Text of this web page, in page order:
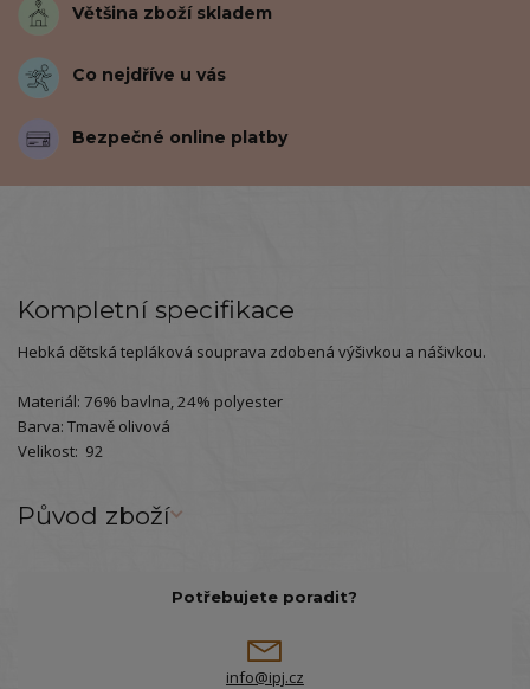
Většina zboží skladem
Co nejdříve u vás
Bezpečné online platby
Kompletní specifikace
Hebká dětská tepláková souprava zdobená výšivkou a nášivkou.
Materiál: 76% bavlna, 24% polyester
Barva: Tmavě olivová
Velikost: 92
Původ zboží
Potřebujete poradit?
info@ipj.cz